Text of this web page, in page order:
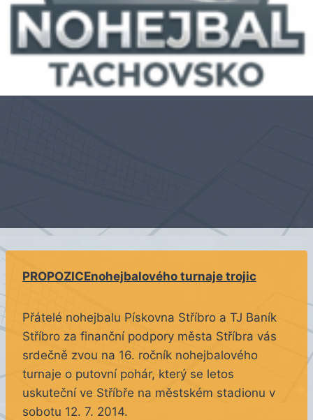
PROPOZICEnohejbalového turnaje trojic
Přátelé nohejbalu Pískovna Stříbro a TJ Baník
Stříbro za finanční podpory města Stříbra vás
srdečně zvou na 16. ročník nohejbalového
turnaje o putovní pohár, který se letos
uskuteční ve Stříbře na městském stadionu v
sobotu 12. 7. 2014.